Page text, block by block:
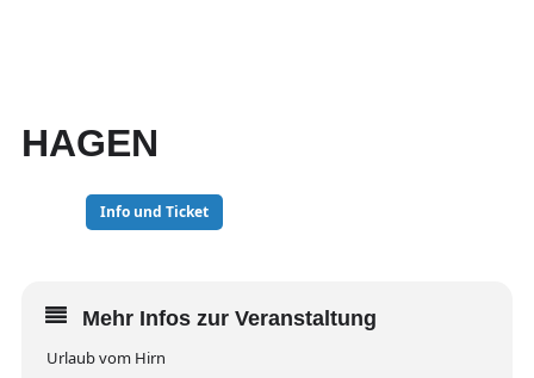
HAGEN
Info und Ticket
Mehr Infos zur Veranstaltung
Urlaub vom Hirn